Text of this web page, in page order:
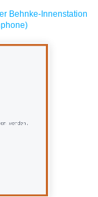
Behnke-Innenstation